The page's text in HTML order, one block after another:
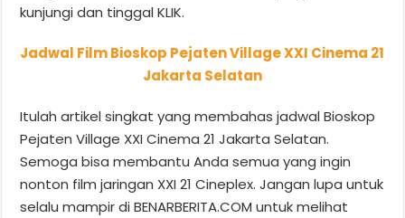
kunjungi dan tinggal KLIK.
Jadwal Film Bioskop Pejaten Village XXI Cinema 21
Jakarta Selatan
Itulah artikel singkat yang membahas jadwal Bioskop
Pejaten Village XXI Cinema 21 Jakarta Selatan.
Semoga bisa membantu Anda semua yang ingin
nonton film jaringan XXI 21 Cineplex. Jangan lupa untuk
selalu mampir di BENARBERITA.COM untuk melihat